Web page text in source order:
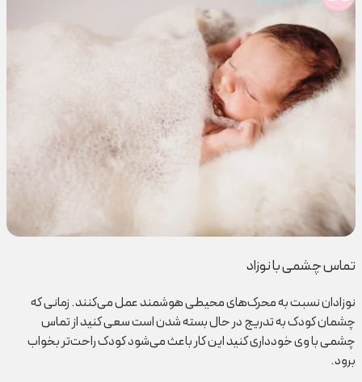
تماس چشمی با نوزاد
نوزادان نسبت به محرک‌های محیطی هوشمند عمل می‌کنند. زمانی که
چشمان کودک به تدریج در حال بسته شدن است سعی کنید از تماس
چشمی با وی خودداری کنید این کار باعث می‌شود کودک راحت‌تر بخواب
برود.